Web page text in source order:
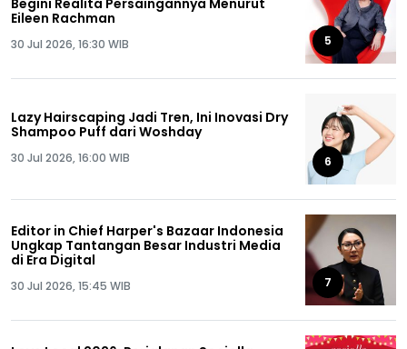
Eileen Rachman
30 Jul 2026, 16:30 WIB 5
Lazy Hairscaping Jadi Tren, Ini Inovasi Dry
Shampoo Puff dari Woshday
30 Jul 2026, 16:00 WIB 6
Editor in Chief Harper's Bazaar Indonesia
Ungkap Tantangan Besar Industri Media
di Era Digital
30 Jul 2026, 15:45 WIB 7